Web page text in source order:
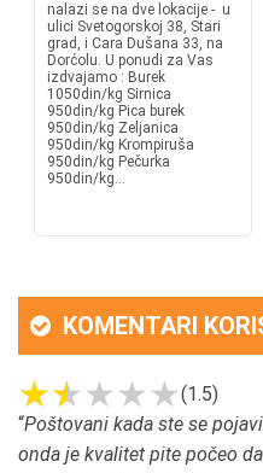
nalazi se na dve lokacije - u
ulici Svetogorskoj 38, Stari
grad, i Cara Dušana 33, na
Dorćolu. U ponudi za Vas
izdvajamo : Burek
1050din/kg Sirnica
950din/kg Pica burek
950din/kg Zeljanica
950din/kg Krompiruša
950din/kg Pečurka
950din/kg...
KOMENTARI
(1.5)
“Poštovani kada ste se
onda je kvalitet pite počeo